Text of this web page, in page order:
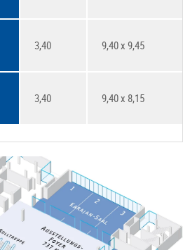
3,40 9,40 x 9,45
3,40 9,40 x 8,15